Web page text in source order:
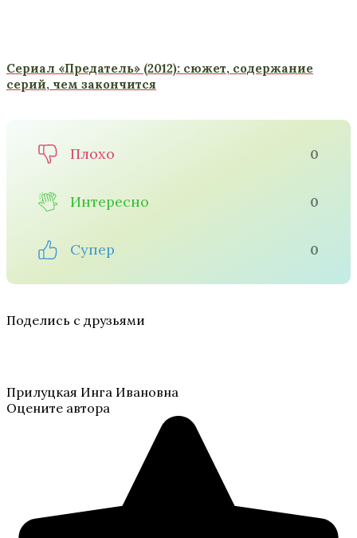
Сериал «Предатель» (2012): сюжет, содержание
серий, чем закончится
Плохо 0
Интересно 0
Супер 0
Поделись с друзьями
Прилуцкая Инга Ивановна
Оцените автора